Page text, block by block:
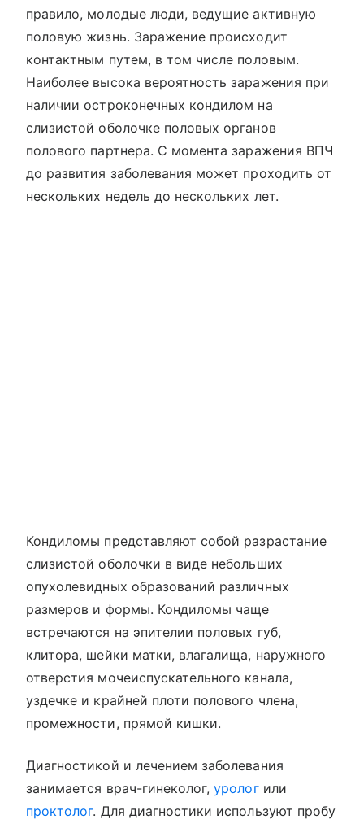
правило, молодые люди, ведущие активную
половую жизнь. Заражение происходит
контактным путем, в том числе половым.
Наиболее высока вероятность заражения при
наличии остроконечных кондилом на
слизистой оболочке половых органов
полового партнера. С момента заражения ВПЧ
до развития заболевания может проходить от
нескольких недель до нескольких лет.
Кондиломы представляют собой разрастание
слизистой оболочки в виде небольших
опухолевидных образований различных
размеров и формы. Кондиломы чаще
встречаются на эпителии половых губ,
клитора, шейки матки, влагалища, наружного
отверстия мочеиспускательного канала,
уздечке и крайней плоти полового члена,
промежности, прямой кишки.
Диагностикой и лечением заболевания
занимается врач-гинеколог,урологили
проктолог. Для диагностики используют пробу